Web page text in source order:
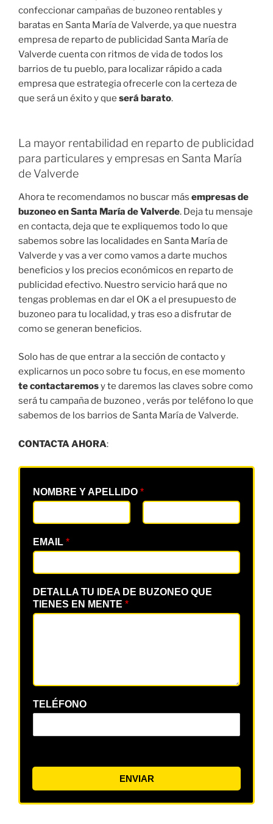
confeccionar campañas de buzoneo rentables y
baratas en Santa María de Valverde, ya que nuestra
empresa de reparto de publicidad Santa María de
Valverde cuenta con ritmos de vida de todos los
barrios de tu pueblo, para localizar rápido a cada
empresa que estrategia ofrecerle con la certeza de
que será un éxito y que será barato.
La mayor rentabilidad en reparto de publicidad
para particulares y empresas en Santa María
de Valverde
Ahora te recomendamos no buscar más empresas de
buzoneo en Santa María de Valverde. Deja tu mensaje
en contacta, deja que te expliquemos todo lo que
sabemos sobre las localidades en Santa María de
Valverde y vas a ver como vamos a darte muchos
beneficios y los precios económicos en reparto de
publicidad efectivo. Nuestro servicio hará que no
tengas problemas en dar el OK a el presupuesto de
buzoneo para tu localidad, y tras eso a disfrutar de
como se generan beneficios.
Solo has de que entrar a la sección de contacto y
explicarnos un poco sobre tu focus, en ese momento
te contactaremosy te daremos las claves sobre como
será tu campaña de buzoneo , verás por teléfono lo que
sabemos de los barrios de Santa María de Valverde.
CONTACTA AHORA:
NOMBRE Y APELLIDO *
EMAIL *
DETALLA TU IDEA DE BUZONEO QUE
TIENES EN MENTE *
TELÉFONO
ENVIAR